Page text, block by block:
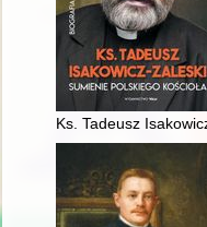
Ks. Tadeusz